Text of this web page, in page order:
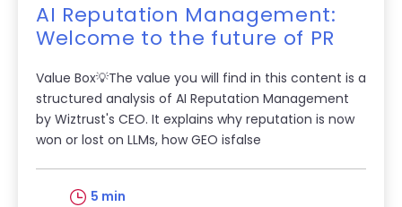
AI Reputation Management:
Welcome to the future of PR
Value Box💡The value you will find in this content is a
structured analysis of AI Reputation Management
by Wiztrust's CEO. It explains why reputation is now
won or lost on LLMs, how GEO isfalse
5 min